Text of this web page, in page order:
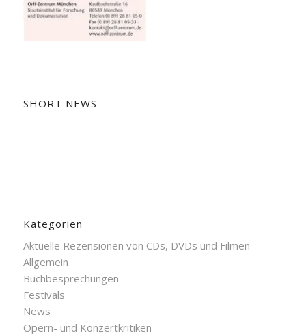
SHORT NEWS
Kategorien
Aktuelle Rezensionen von CDs, DVDs und Filmen
Allgemein
Buchbesprechungen
Festivals
News
Opern- und Konzertkritiken